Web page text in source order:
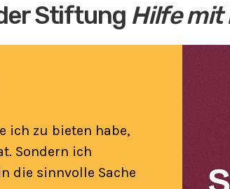
Stiftung Hilfe mit
ich zu bieten habe,
Sondern ich
die sinnvolle Sache